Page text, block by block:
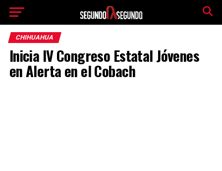
CHIHUAHUA
Inicia IV Congreso Estatal Jóvenes
en Alerta en el Cobach